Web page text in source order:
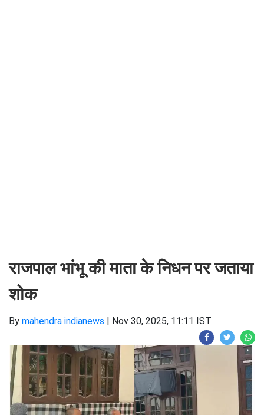
राजपाल भांभू की माता के निधन पर जताया
शोक
By mahendra indianews | Nov 30, 2025, 11:11 IST